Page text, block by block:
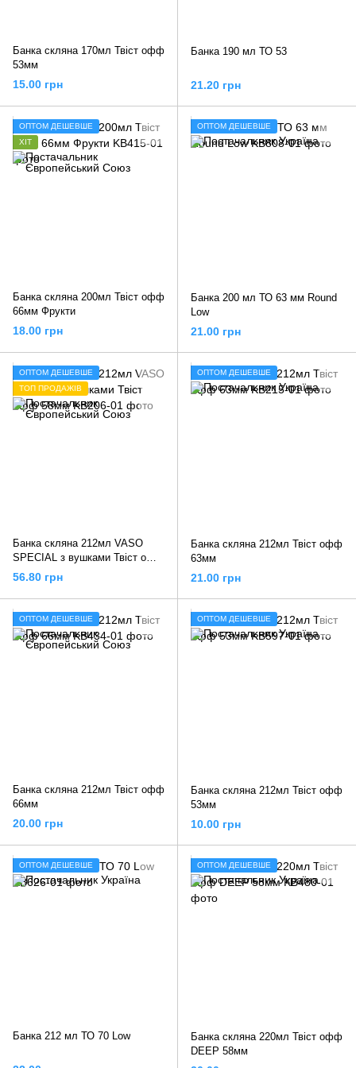
Банка скляна 170мл Твіст офф
53мм
15.00 грн
Банка 190 мл ТО 53
21.20 грн
ОПТОМ ДЕШЕВШЕ
ХІТ
Банка скляна 200мл Твіст офф
66мм Фрукти
18.00 грн
ОПТОМ ДЕШЕВШЕ
Банка 200 мл ТО 63 мм Round
Low
21.00 грн
ОПТОМ ДЕШЕВШЕ
ТОП ПРОДАЖІВ
Банка скляна 212мл VASO
SPECIAL з вушками Твіст офф
58мм
56.80 грн
ОПТОМ ДЕШЕВШЕ
Банка скляна 212мл Твіст офф
63мм
21.00 грн
ОПТОМ ДЕШЕВШЕ
Банка скляна 212мл Твіст офф
66мм
20.00 грн
ОПТОМ ДЕШЕВШЕ
Банка скляна 212мл Твіст офф
53мм
10.00 грн
ОПТОМ ДЕШЕВШЕ
Банка 212 мл ТО 70 Low
ОПТОМ ДЕШЕВШЕ
Банка скляна 220мл Твіст офф
DEEP 58мм